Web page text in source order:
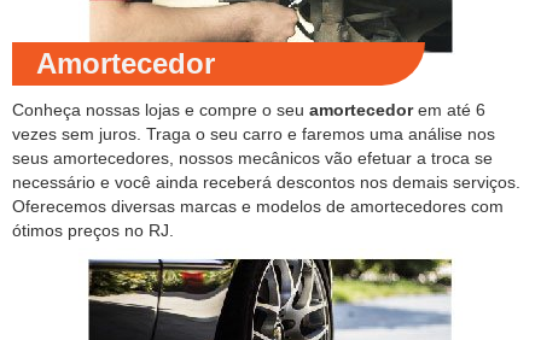
Amortecedor
Conheça nossas lojas e compre o seu amortecedorem até 6
vezes sem juros. Traga o seu carro e faremos uma análise nos
seus amortecedores, nossos mecânicos vão efetuar a troca se
necessário e você ainda receberá descontos nos demais serviços.
Oferecemos diversas marcas e modelos de amortecedores com
ótimos preços no RJ.